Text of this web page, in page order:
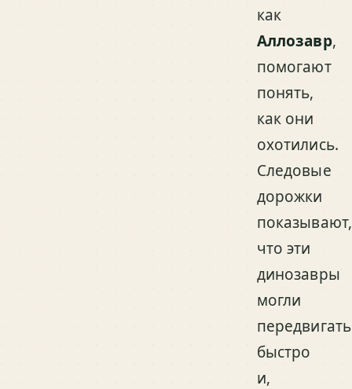
как
Аллозавр,
помогают
понять,
как они
охотились.
Следовые
дорожки
показывают,
что эти
динозавры
могли
быстро
и,